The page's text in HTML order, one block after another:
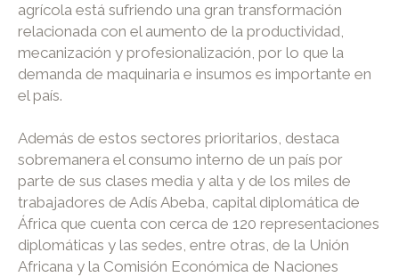
agrícola está sufriendo una gran transformación
relacionada con el aumento de la productividad,
mecanización y profesionalización, por lo que la
demanda de maquinaria e insumos es importante en
el país.
Además de estos sectores prioritarios, destaca
sobremanera el consumo interno de un país por
parte de sus clases media y alta y de los miles de
trabajadores de Adís Abeba, capital diplomática de
África que cuenta con cerca de 120 representaciones
diplomáticas y las sedes, entre otras, de la Unión
Africana y la Comisión Económica de Naciones